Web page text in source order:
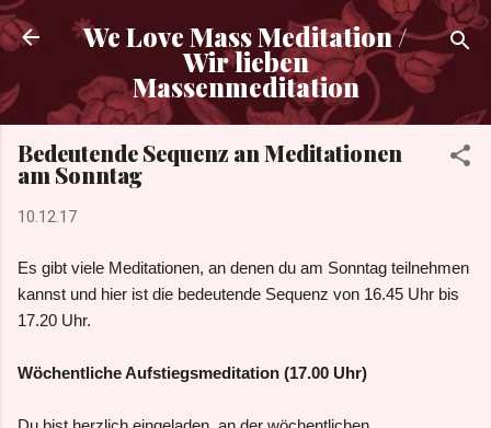
Direkt zum Hauptbereich
We Love Mass Meditation /
Wir lieben
Massenmeditation
Bedeutende Sequenz an Meditationen
am Sonntag
10.12.17
Es gibt viele Meditationen, an denen du am Sonntag teilnehmen
kannst und hier ist die bedeutende Sequenz von 16.45 Uhr bis
17.20 Uhr.
Wöchentliche Aufstiegsmeditation (17.00 Uhr)